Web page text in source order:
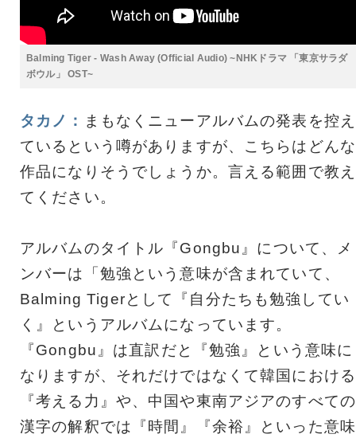
Balming Tiger - Wash Away (Official Audio) ~NHKドラマ 「東京サラダ
ボウル」 OST~
タカノ： まもなくニューアルバムの発表を控え
ているという噂がありますが、こちらはどんな
作品になりそうでしょうか。言える範囲で教え
てください。
アルバムのタイトル『Gongbu』について、メ
ンバーは「勉強という意味が含まれていて、
Balming Tigerとして『自分たちも勉強してい
く』というアルバムになっています。
『Gongbu』は直訳だと『勉強』という意味に
なりますが、それだけではなくて韓国における
『考える力』や、中国や東南アジアのすべての
漢字の解釈では『時間』『余裕』といった意味